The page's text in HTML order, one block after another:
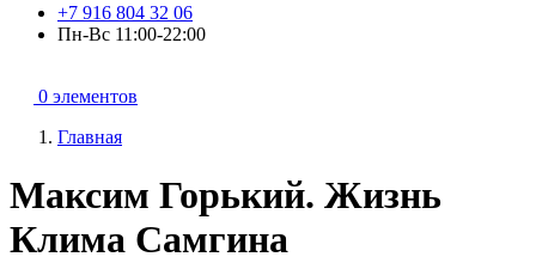
+7 916 804 32 06
Пн-Вс 11:00-22:00
0 элементов
Главная
Максим Горький. Жизнь
Клима Самгина